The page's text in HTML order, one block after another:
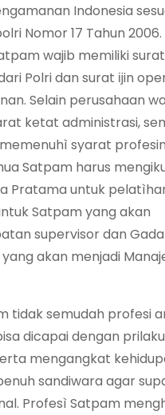
Indonesia
Nomor 17 Tahun
wajib memiliki surat
Polri dan surat ĳin
Selain perusahaan
ketat administrasi,
syarat
Satpam harus
Pratama untuk
Satpam yang akan
supervisor dan
akan menjadi
tidak semudah profesi
dicapai dengan
mengangkat
sandiwara agar
Profesì Satpam